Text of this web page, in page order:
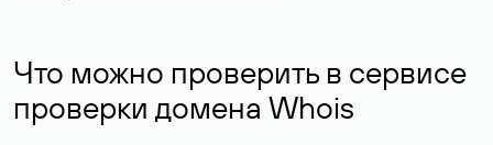
Что можно проверить в сервисе
проверки домена Whois